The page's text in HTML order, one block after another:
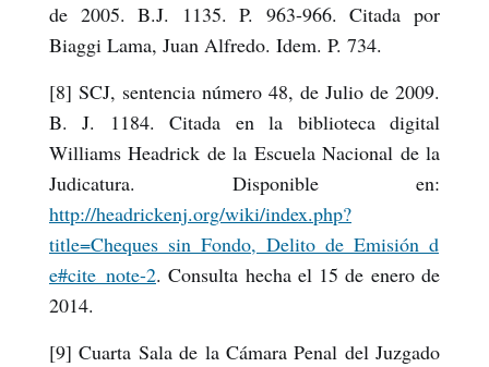
de 2005. B.J. 1135. P. 963-966. Citada por
Biaggi Lama, Juan Alfredo. Idem. P. 734.
[8] SCJ, sentencia número 48, de Julio de 2009.
B. J. 1184. Citada en la biblioteca digital
Williams Headrick de la Escuela Nacional de la
Judicatura. Disponible en:
http://headrickenj.org/wiki/index.php?
title=Cheques_sin_Fondo,_Delito_de_Emisión_d
e#cite_note-2. Consulta hecha el 15 de enero de
2014.
[9] Cuarta Sala de la Cámara Penal del Juzgado